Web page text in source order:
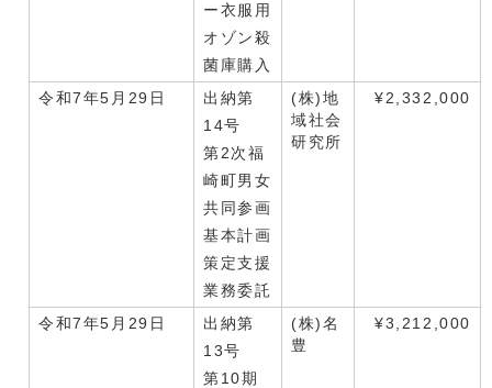
ー衣服用
オゾン殺
菌庫購入
令和7年5月29日
出納第
14号
第2次福
崎町男女
共同参画
基本計画
策定支援
業務委託
(株)地
域社会
研究所
¥2,332,000
令和7年5月29日
出納第
13号
第10期
(株)名
豊
¥3,212,000